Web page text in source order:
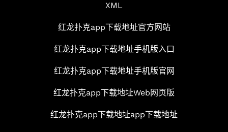
XML
红龙扑克app下载地址官方网站
红龙扑克app下载地址手机版入口
红龙扑克app下载地址手机版官网
红龙扑克app下载地址Web网页版
红龙扑克app下载地址app下载地址